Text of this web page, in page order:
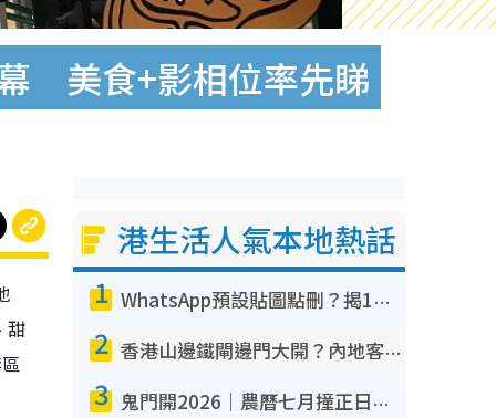
美食+影相位率先睇
甜
港生活人氣本地熱話
1 WhatsApp預設貼圖點刪？揭1招「反向操作」還原簡潔介面 附3步實測教學
2 香港山邊鐵閘邊門大開？內地客困惑意義何在！網民神回覆：呢種叫法理性防禦
3 鬼門開2026｜農曆七月撞正日全食特別邪？專家警告切忌做一事！揭4大禁忌+2招保平安